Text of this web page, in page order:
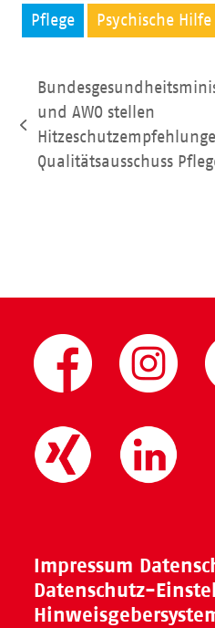
Pflege Psychische Hilfe
vorheriger
Beitrag:
und AWO stellen
Qualitätsausschuss
Impressum
Datenschutz-